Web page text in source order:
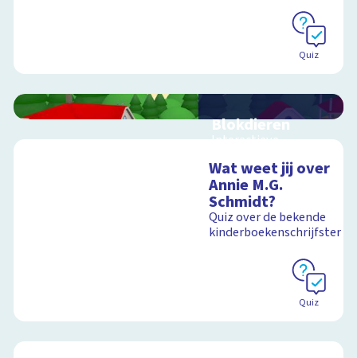
Quiz
Blokdieren
Interactieve
kinderboerderij
Schoolplaat
Wat weet jij over
Annie M.G.
Schmidt?
Quiz over de bekende
kinderboekenschrijfster
Quiz